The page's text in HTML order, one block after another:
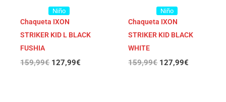
Niño
Chaqueta IXON
STRIKER KID L BLACK
FUSHIA
159,99€ 127,99€
Niño
Chaqueta IXON
STRIKER KID BLACK
WHITE
159,99€ 127,99€